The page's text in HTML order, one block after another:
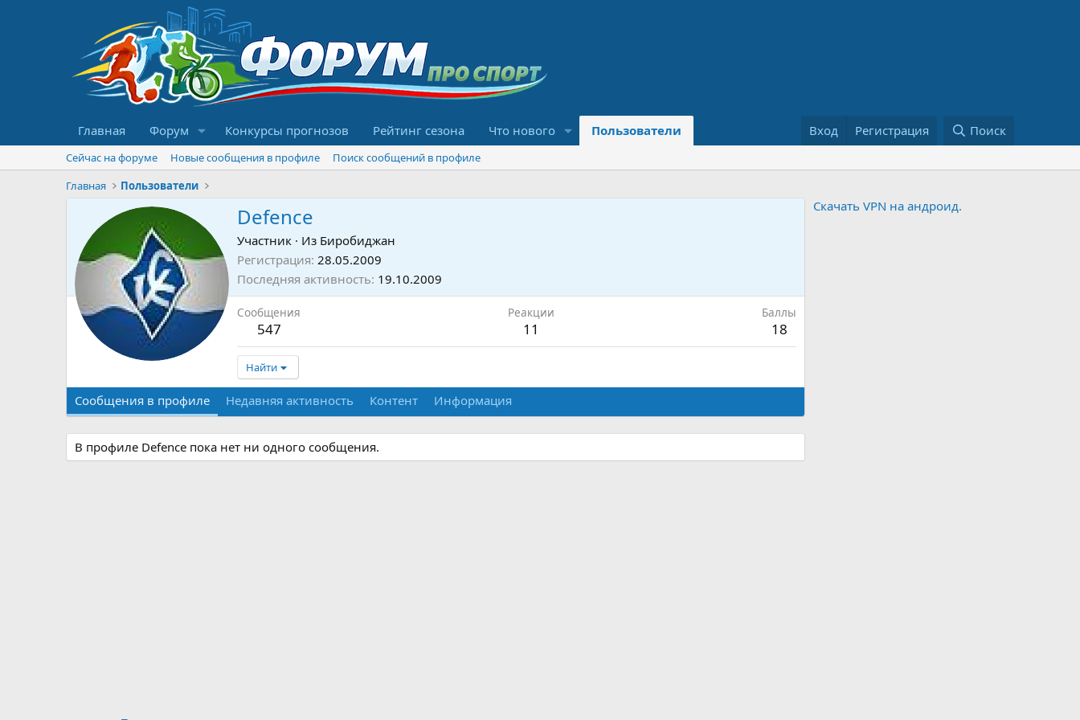
Главная Форум Конкурсы прогнозов Рейтинг сезона Что нового Пользователи Вход Регистрация Поиск
Сейчас на форуме Новые сообщения в профиле
Поиск сообщений в профиле
Главная
Пользователи
Defence
Участник · Из Биробиджан
Регистрация 28.05.2009
Последняя активность 19.10.2009
Сообщения
547
Реакции
11
Баллы
18
Найти
Сообщения в профиле Недавняя активность Контент Информация
В профиле Defence пока нет ни одного сообщения.
Скачать VPN на андроид.